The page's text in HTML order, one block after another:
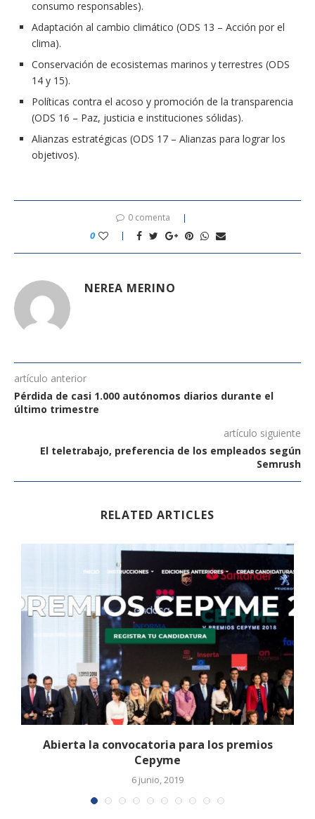
consumo responsables).
Adaptación al cambio climático (ODS 13 – Acción por el
clima).
Conservación de ecosistemas marinos y terrestres (ODS
14 y 15).
Políticas contra el acoso y promoción de la transparencia
(ODS 16 – Paz, justicia e instituciones sólidas).
Alianzas estratégicas (ODS 17 – Alianzas para lograr los
objetivos).
0 comenta
0
NEREA MERINO
artículo anterior
Pérdida de casi 1.000 autónomos diarios durante el
último trimestre
artículo siguiente
El teletrabajo, preferencia de los empleados según
Semrush
RELATED ARTICLES
Abierta la convocatoria para los premios
Cepyme
6 junio, 2019